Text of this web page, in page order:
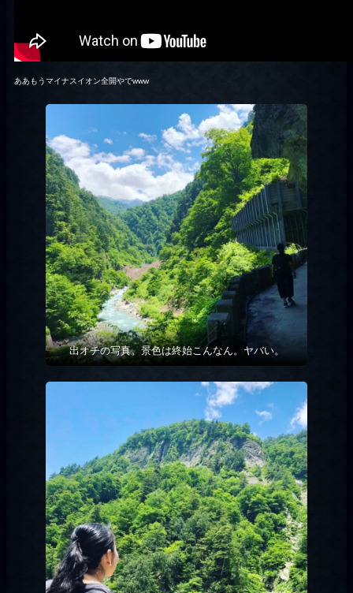
ああもうマイナスイオン全開やでwww
出オチの写真。景色は終始こんなん。ヤバい。